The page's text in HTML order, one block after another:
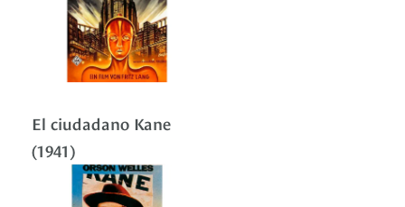
El ciudadano Kane
(1941)